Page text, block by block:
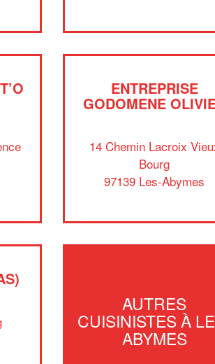
ENTREPRISE
GODOMENE
14 Chemin Lacroix
Bourg
97139 Les-Abymes
AUTRES
CUISINISTES À
ABYMES